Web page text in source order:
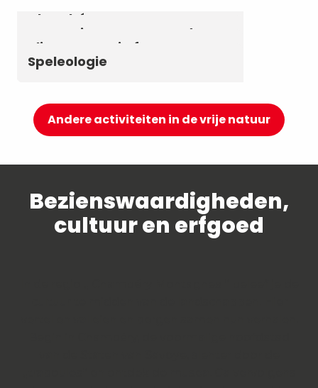
Chambéry Montagnes
Canyoning en aquarando
Klimmen en via ferrata
Speleologie
Andere activiteiten in de vrije natuur
Bezienswaardigheden,
cultuur en erfgoed